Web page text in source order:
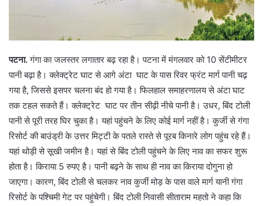
पटना.गंगा का जलस्तर लगातार बढ़ रहा है। पटना में मंगलवार को 10 सेंटीमीटर
पानी बढ़ा है। क्लेक्ट्रेट घाट से आगे अंटा घाट के पास रिवर फ्रंट मार्ग पानी चढ़
गया है, जिससे इसपर चलना बंद हो गया है। फिलहाल समाहरणालय से अंटा घाट
तक टहल सकते हैं। क्लेक्ट्रेट घाट पर तीन सीढ़ी नीचे पानी है। उधर, बिंद टोली
पानी से पूरी तरह घिर चुका है। यहां पहुंचने के लिए कोई मार्ग नहीं है। कुर्जी से गंगा
रिसोर्ट की बाउंड्री के उत्तर मिट्टी के पतले रास्ते से पूरब किनारे लोग पहुंच रहे हैं।
यहां थोड़ी से सूखी जमीन है। यहां से बिंद टोली पहुंचने के लिए नाव का सफर शुरू
होता है। किराया 5 रुपए है। पानी बढ़ने के साथ ही नाव का किराया दोगुना हो
जाएगा। कारण, बिंद टोली से चलकर नाव कुर्जी मोड़ के पास वाले मार्ग यानी गंगा
रिसोर्ट के पश्चिमी गेट पर पहुंचेगी। बिंद टोली निवासी सीताराम महतो ने कहा कि